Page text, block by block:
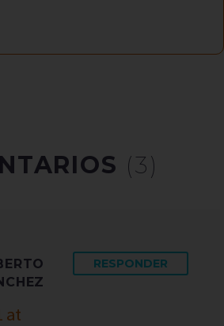
(3)
at
RESPONDER